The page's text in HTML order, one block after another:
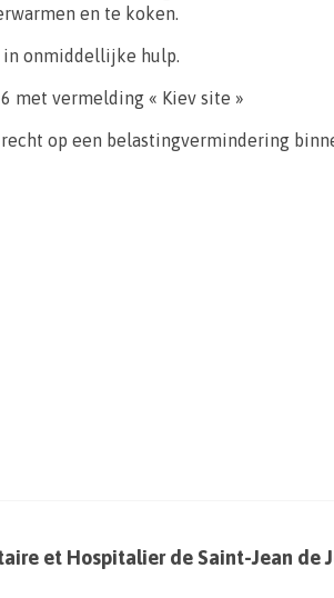
en te koken.
onmiddellijke hulp.
met vermelding « Kiev site »
op een belastingvermindering
et Hospitalier de Saint-Jean de